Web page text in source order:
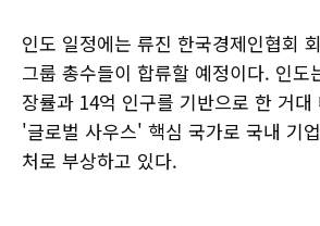
인도 일정에는 류진 한국경제인협회
그룹 총수들이 합류할 예정이다. 인도
장률과 14억 인구를 기반으로 한 거
'글로벌 사우스' 핵심 국가로 국내 기
처로 부상하고 있다.